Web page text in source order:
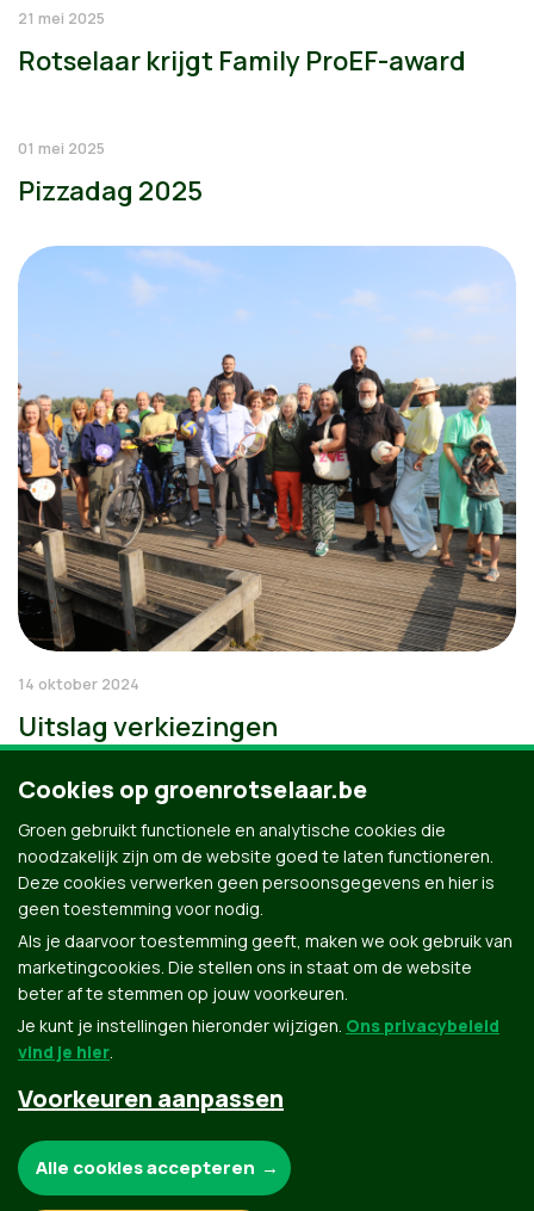
21 mei 2025
Rotselaar krijgt Family ProEF-award
01 mei 2025
Pizzadag 2025
14 oktober 2024
Uitslag verkiezingen
Groen.be
Contact Privacybeleid
Cookies op groenrotselaar.be
Groen gebruikt functionele en analytische cookies die
noodzakelijk zijn om de website goed te laten functioneren.
Deze cookies verwerken geen persoonsgegevens en hier is
geen toestemming voor nodig.
Als je daarvoor toestemming geeft, maken we ook gebruik van
marketingcookies. Die stellen ons in staat om de website
beter af te stemmen op jouw voorkeuren.
Je kunt je instellingen hieronder wijzigen. Ons privacybeleid
vind je hier.
Voorkeuren aanpassen
Alle cookies accepteren